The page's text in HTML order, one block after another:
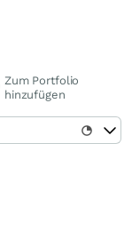
Zum Portfolio
hinzufügen